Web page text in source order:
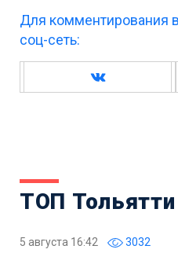
Для комментирования
соц-сеть:
ТОП Тольятти
5 августа 16:42 3032